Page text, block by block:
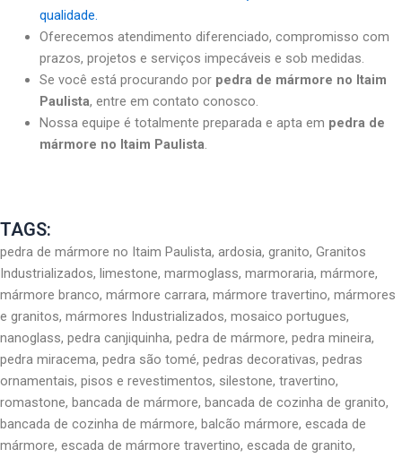
qualidade.
Oferecemos atendimento diferenciado, compromisso com
prazos, projetos e serviços impecáveis e sob medidas.
Se você está procurando por pedra de mármore no Itaim
Paulista, entre em contato conosco.
Nossa equipe é totalmente preparada e apta em pedra de
mármore no Itaim Paulista.
TAGS:
pedra de mármore no Itaim Paulista, ardosia, granito, Granitos
Industrializados, limestone, marmoglass, marmoraria, mármore,
mármore branco, mármore carrara, mármore travertino, mármores
e granitos, mármores Industrializados, mosaico portugues,
nanoglass, pedra canjiquinha, pedra de mármore, pedra mineira,
pedra miracema, pedra são tomé, pedras decorativas, pedras
ornamentais, pisos e revestimentos, silestone, travertino,
romastone, bancada de mármore, bancada de cozinha de granito,
bancada de cozinha de mármore, balcão mármore, escada de
mármore, escada de mármore travertino, escada de granito,